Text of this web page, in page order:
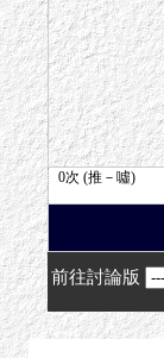
前往討論版